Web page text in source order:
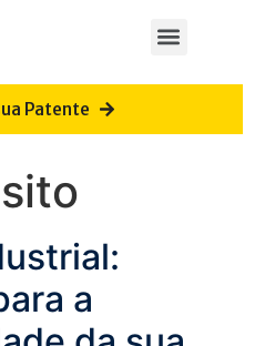
Patente
a